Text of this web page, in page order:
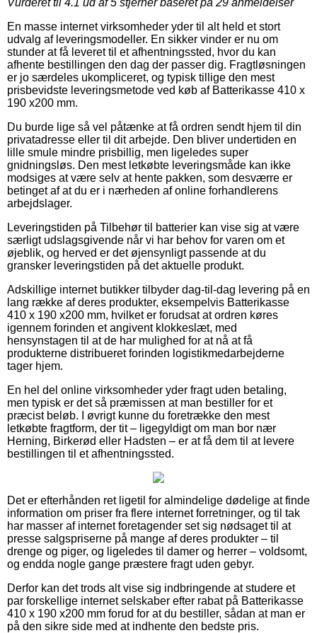
En masse internet virksomheder yder til alt held et stort
udvalg af leveringsmodeller. En sikker vinder er nu om
stunder at få leveret til et afhentningssted, hvor du kan
afhente bestillingen den dag der passer dig. Fragtløsningen
er jo særdeles ukompliceret, og typisk tillige den mest
prisbevidste leveringsmetode ved køb af Batterikasse 410 x
190 x200 mm.
Du burde lige så vel påtænke at få ordren sendt hjem til din
privatadresse eller til dit arbejde. Den bliver undertiden en
lille smule mindre prisbillig, men ligeledes super
gnidningsløs. Den mest letkøbte leveringsmåde kan ikke
modsiges at være selv at hente pakken, som desværre er
betinget af at du er i nærheden af online forhandlerens
arbejdslager.
Leveringstiden på Tilbehør til batterier kan vise sig at være
særligt udslagsgivende når vi har behov for varen om et
øjeblik, og herved er det øjensynligt passende at du
gransker leveringstiden på det aktuelle produkt.
Adskillige internet butikker tilbyder dag-til-dag levering på en
lang række af deres produkter, eksempelvis Batterikasse
410 x 190 x200 mm, hvilket er forudsat at ordren køres
igennem forinden et angivent klokkeslæt, med
hensynstagen til at de har mulighed for at nå at få
produkterne distribueret forinden logistikmedarbejderne
tager hjem.
En hel del online virksomheder yder fragt uden betaling,
men typisk er det så præmissen at man bestiller for et
præcist beløb. I øvrigt kunne du foretrække den mest
letkøbte fragtform, der tit – ligegyldigt om man bor nær
Herning, Birkerød eller Hadsten – er at få dem til at levere
bestillingen til et afhentningssted.
Det er efterhånden ret ligetil for almindelige dødelige at finde
information om priser fra flere internet forretninger, og til tak
har masser af internet foretagender set sig nødsaget til at
presse salgspriserne på mange af deres produkter – til
drenge og piger, og ligeledes til damer og herrer – voldsomt,
og endda nogle gange præstere fragt uden gebyr.
Derfor kan det trods alt vise sig indbringende at studere et
par forskellige internet selskaber efter rabat på Batterikasse
410 x 190 x200 mm forud for at du bestiller, sådan at man er
på den sikre side med at indhente den bedste pris.